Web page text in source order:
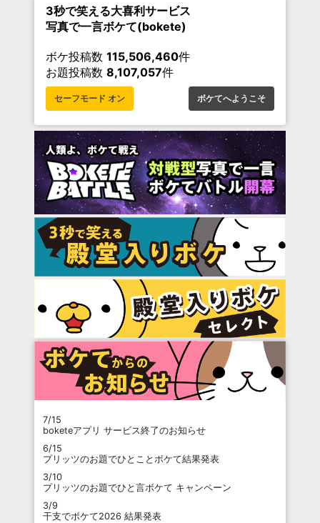
3秒で笑える大喜利サービス
写真で一言ボケて(bokete)
ボケ投稿数 115,506,460件
お題投稿数 8,107,057件
セーフモード オン ボケてへようこそ
7/15
boketeアプリ サービス終了のお知らせ
6/15
プリッツのお題でひとことボケて結果発表
3/10
プリッツのお題でひと言ボケて キャンペーン
3/9
干支でボケて2026 結果発表